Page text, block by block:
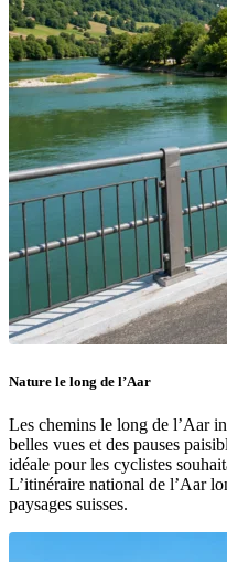
Nature le long de l’Aar
Les chemins le long de l’Aar
belles vues et des pauses
idéale pour les cyclistes
L’itinéraire national de l’Aar
paysages suisses.